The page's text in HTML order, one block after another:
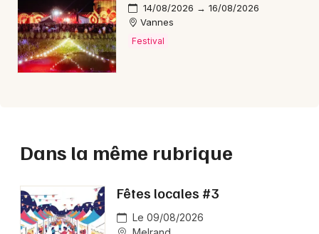
14/08/2026 → 16/08/2026
Vannes
Festival
Dans la même rubrique
Fêtes locales #3
Le 09/08/2026